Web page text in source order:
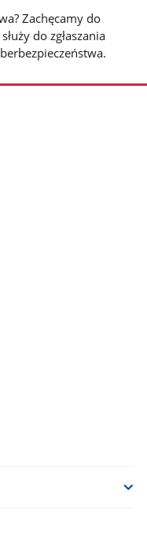
Zachęcamy do
do zgłaszania